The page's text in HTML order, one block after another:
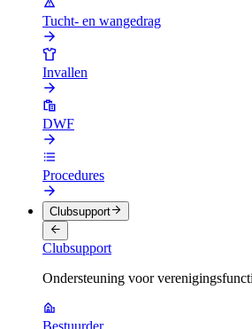
Tucht- en wangedrag
Invallen
DWF
Procedures
Clubsupport
Clubsupport
Ondersteuning voor